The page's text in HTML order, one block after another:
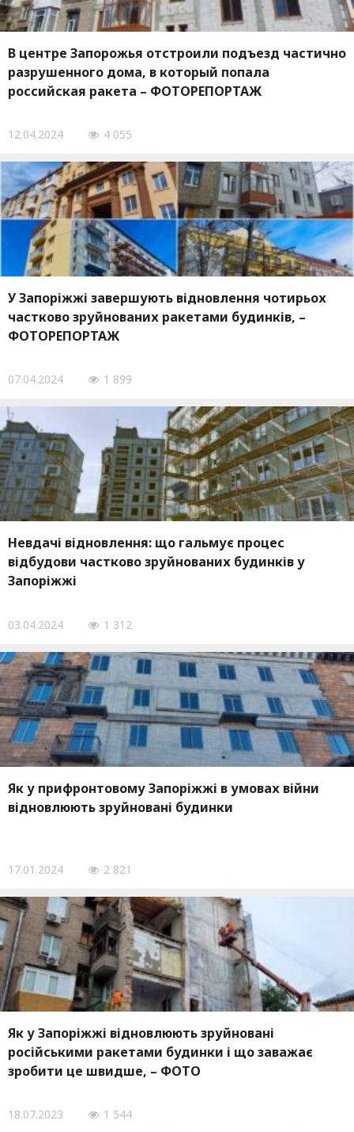
В центре Запорожья отстроили подъезд частично
разрушенного дома, в который попала
российская ракета – ФОТОРЕПОРТАЖ
12.04.2024 4 055
У Запоріжжі завершують відновлення чотирьох
частково зруйнованих ракетами будинків, –
ФОТОРЕПОРТАЖ
07.04.2024 1 899
Невдачі відновлення: що гальмує процес
відбудови частково зруйнованих будинків у
Запоріжжі
03.04.2024 1 312
Як у прифронтовому Запоріжжі в умовах війни
відновлюють зруйновані будинки
17.01.2024 2 821
Як у Запоріжжі відновлюють зруйновані
російськими ракетами будинки і що заважає
зробити це швидше, – ФОТО
18.07.2023 1 544